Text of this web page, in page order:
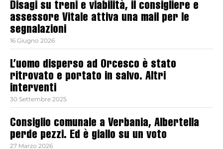
Disagi su treni e viabilità, il consigliere e
assessore Vitale attiva una mail per le
segnalazioni
16 Giugno 2026
L’uomo disperso ad Orcesco è stato
ritrovato e portato in salvo. Altri
interventi
30 Settembre 2025
Consiglio comunale a Verbania, Albertella
perde pezzi. Ed è giallo su un voto
27 Marzo 2026